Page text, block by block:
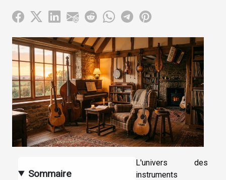
Sommaire
L'univers des
instruments